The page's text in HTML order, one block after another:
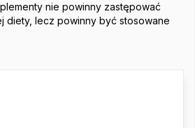
nie powinny zastępować
diety, lecz powinny być stosowane